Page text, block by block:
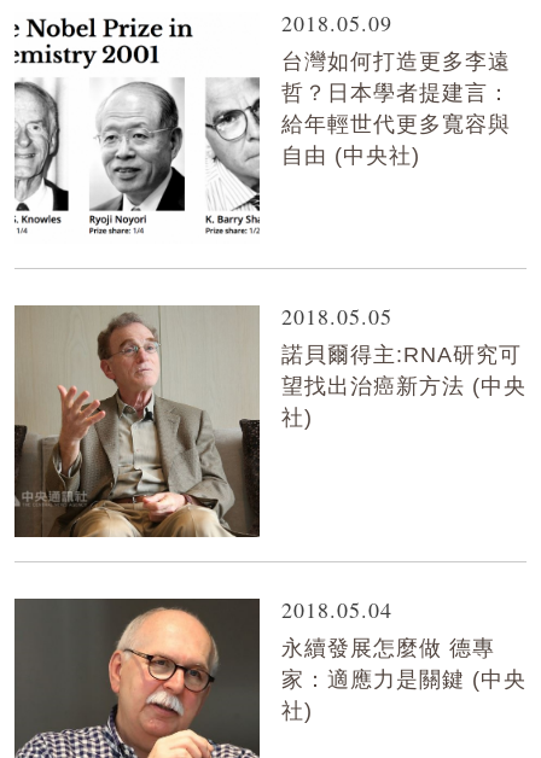
2018.05.09
台灣如何打造更多李遠
哲？日本學者提建言：
給年輕世代更多寬容與
自由 (中央社)
2018.05.05
諾貝爾得主:RNA研究可
望找出治癌新方法 (中央
社)
2018.05.04
永續發展怎麼做 德專
家：適應力是關鍵 (中央
社)